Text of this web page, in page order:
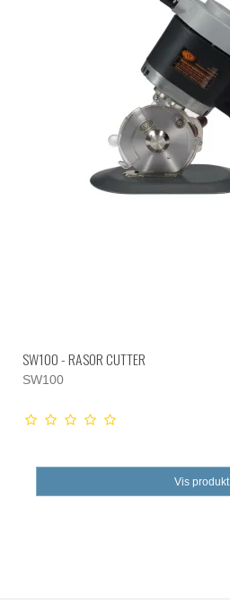
SW100 - RASOR CUTTER
SW100
Vis produkt